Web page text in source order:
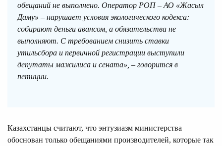
обещаний не выполнено. Оператор РОП – АО «Жасыл
Даму» – нарушает условия экологического кодекса:
собирают деньги авансом, а обязательства не
выполняют. С требованием снизить ставки
утильсбора и первичной регистрации выступили
депутаты мажилиса и сената», – говорится в
петиции.
Казахстанцы считают, что энтузиазм министерства
обоснован только обещаниями производителей, которые так